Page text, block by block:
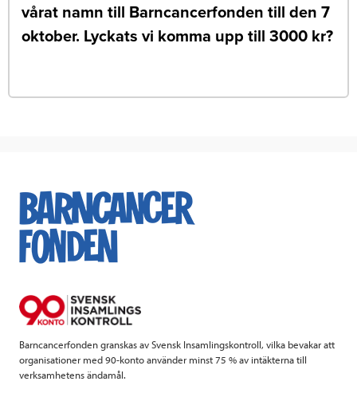
vårat namn till Barncancerfonden till den 7
oktober. Lyckats vi komma upp till 3000 kr?
Barncancerfonden granskas av Svensk Insamlingskontroll, vilka bevakar att
organisationer med 90-konto använder minst 75 % av intäkterna till
verksamhetens ändamål.